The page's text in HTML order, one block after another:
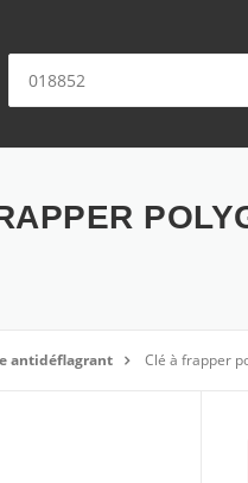
antidéflagrant Clé à frapper